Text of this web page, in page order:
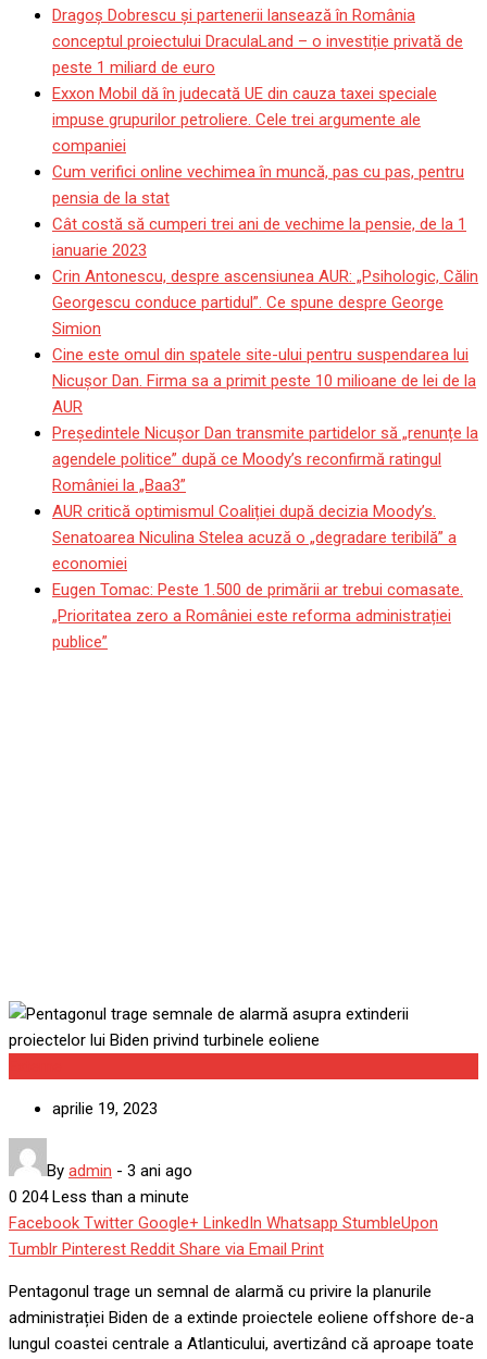
Dragoş Dobrescu şi partenerii lansează în România
conceptul proiectului DraculaLand – o investiție privată de
peste 1 miliard de euro
Exxon Mobil dă în judecată UE din cauza taxei speciale
impuse grupurilor petroliere. Cele trei argumente ale
companiei
Cum verifici online vechimea în muncă, pas cu pas, pentru
pensia de la stat
Cât costă să cumperi trei ani de vechime la pensie, de la 1
ianuarie 2023
Crin Antonescu, despre ascensiunea AUR: „Psihologic, Călin
Georgescu conduce partidul”. Ce spune despre George
Simion
Cine este omul din spatele site-ului pentru suspendarea lui
Nicuşor Dan. Firma sa a primit peste 10 milioane de lei de la
AUR
Președintele Nicușor Dan transmite partidelor să „renunțe la
agendele politice” după ce Moody’s reconfirmă ratingul
României la „Baa3”
AUR critică optimismul Coaliției după decizia Moody’s.
Senatoarea Niculina Stelea acuză o „degradare teribilă” a
economiei
Eugen Tomac: Peste 1.500 de primării ar trebui comasate.
„Prioritatea zero a României este reforma administrației
publice”
aprilie 19, 2023
By admin - 3 ani ago
0 204Less than a minute
Facebook Twitter Google+ LinkedIn Whatsapp StumbleUpon
Tumblr Pinterest Reddit Share via Email Print
Pentagonul trage un semnal de alarmă cu privire la planurile
administrației Biden de a extinde proiectele eoliene offshore de-a
lungul coastei centrale a Atlanticului, avertizând că aproape toate